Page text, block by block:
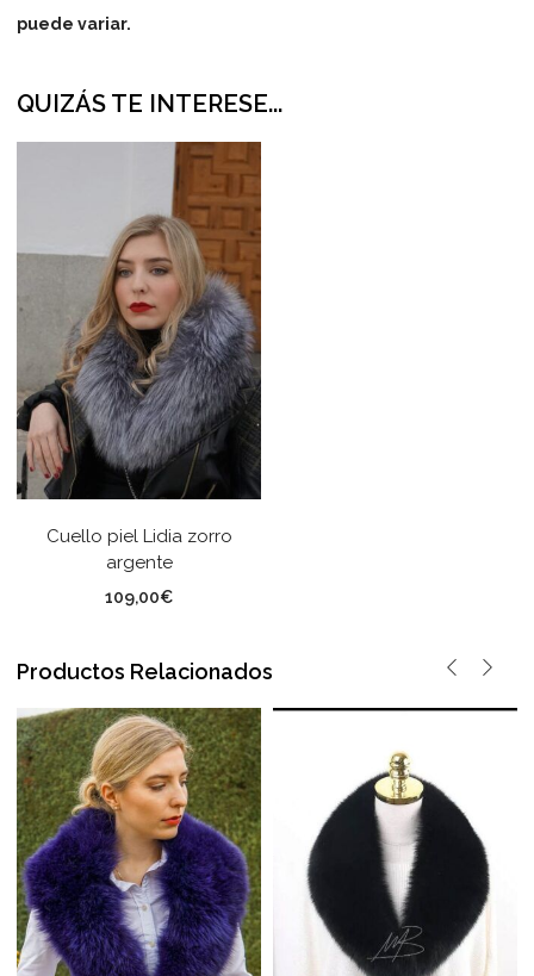
puede variar.
QUIZÁS TE INTERESE...
Cuello piel Lidia zorro
argente
109,00€
Productos Relacionados